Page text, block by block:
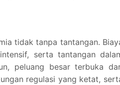
tidak tanpa tantangan.
serta tantangan
peluang besar terbuka
regulasi yang ketat,